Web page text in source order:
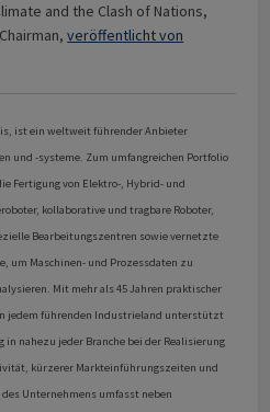
and the Clash of Nations,
veröffentlicht von
ist ein weltweit führender Anbieter
und -systeme. Zum umfangreichen Portfolio
Fertigung von Elektro-, Hybrid- und
kollaborative und tragbare Roboter,
Bearbeitungszentren sowie vernetzte
um Maschinen- und Prozessdaten zu
Mit mehr als 45 Jahren praktischer
jedem führenden Industrieland unterstützt
in nahezu jeder Branche bei der Realisierung
kürzerer Markteinführungszeiten und
Unternehmens umfasst neben